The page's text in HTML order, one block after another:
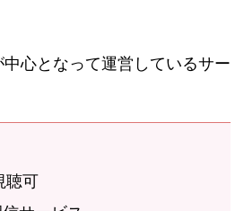
心となって運営しているサー
聴可